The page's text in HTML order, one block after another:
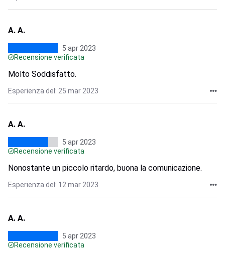
A. A.
5 apr 2023
Recensione verificata
Molto Soddisfatto.
Esperienza del: 25 mar 2023
A. A.
5 apr 2023
Recensione verificata
Nonostante un piccolo ritardo, buona la comunicazione.
Esperienza del: 12 mar 2023
A. A.
5 apr 2023
Recensione verificata